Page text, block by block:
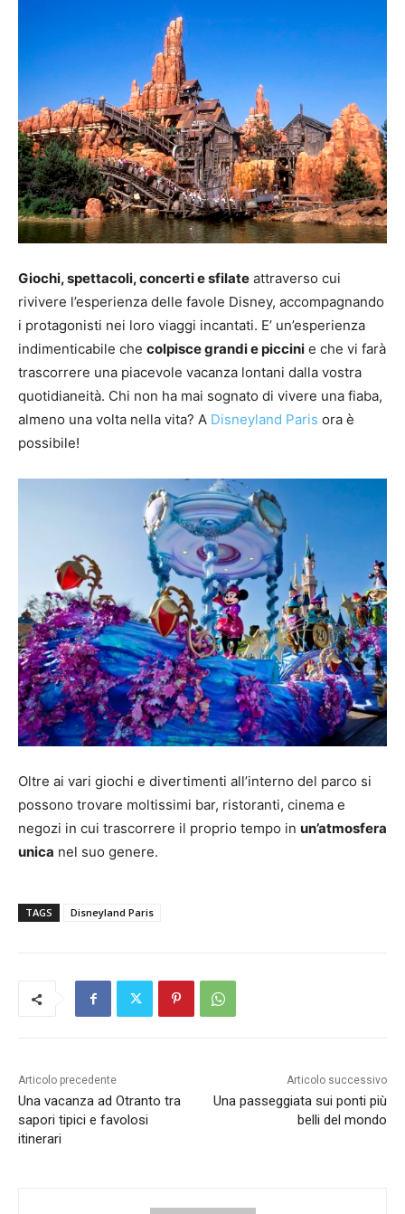
Giochi, spettacoli, concerti e sfilate attraverso cui
rivivere l’esperienza delle favole Disney, accompagnando
i protagonisti nei loro viaggi incantati. E’ un’esperienza
indimenticabile che colpisce grandi e piccini e che vi farà
trascorrere una piacevole vacanza lontani dalla vostra
quotidianeità. Chi non ha mai sognato di vivere una fiaba,
almeno una volta nella vita? A Disneyland Paris ora è
possibile!
Oltre ai vari giochi e divertimenti all’interno del parco si
possono trovare moltissimi bar, ristoranti, cinema e
negozi in cui trascorrere il proprio tempo in un’atmosfera
unica nel suo genere.
TAGS Disneyland Paris
Articolo precedente
Una vacanza ad Otranto tra
sapori tipici e favolosi
itinerari
Articolo successivo
Una passeggiata sui ponti più
belli del mondo